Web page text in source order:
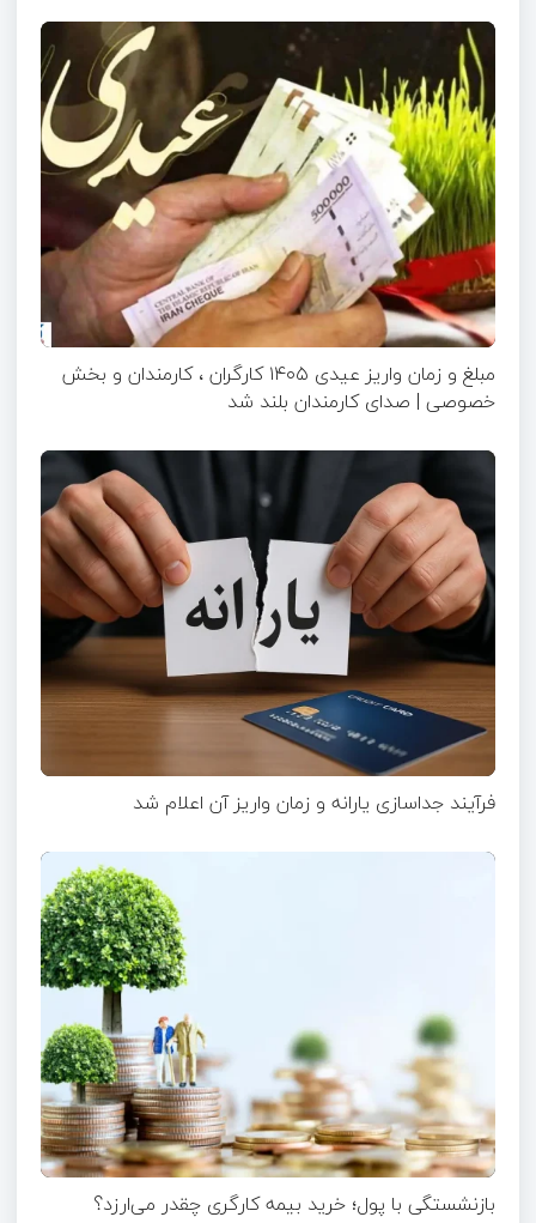
مبلغ و زمان واریز عیدی ۱۴۰۵ کارگران ، کارمندان و بخش
خصوصی | صدای کارمندان بلند شد
فرآیند جداسازی یارانه و زمان واریز آن اعلام شد
بازنشستگی با پول؛ خرید بیمه کارگری چقدر می‌ارزد؟